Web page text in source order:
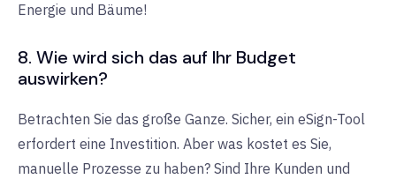
Energie und Bäume!
8. Wie wird sich das auf Ihr Budget
auswirken?
Betrachten Sie das große Ganze. Sicher, ein eSign-Tool
erfordert eine Investition. Aber was kostet es Sie,
manuelle Prozesse zu haben? Sind Ihre Kunden und